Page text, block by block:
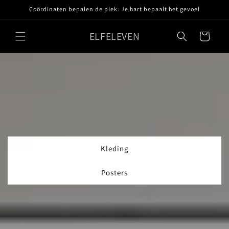
naar de
Coördinaten bepalen de plek. Je hart bepaalt het gevoel
ELFELEVEN Winkelwagen
Kleding
Posters